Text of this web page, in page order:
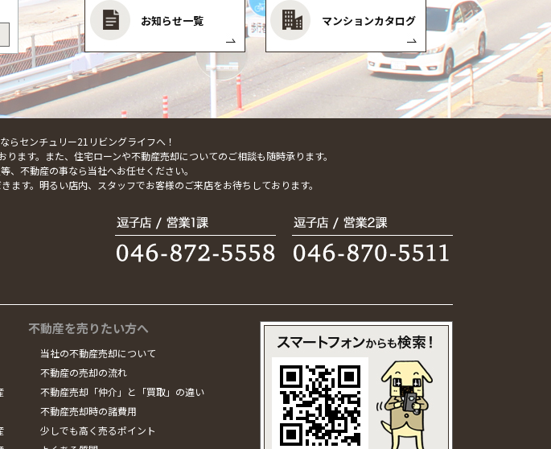
お知らせ一覧 マンションカタログ
らセンチュリー21リビングライフへ！
ます。また、住宅ローンや不動産売却についてのご相談も随時承ります。
、不動産の事なら当社へお任せください。
す。明るい店内、スタッフでお客様のご来店をお待ちしております。
不動産を売りたい方へ
当社の不動産売却について
不動産の売却の流れ
不動産売却「仲介」と「買取」の違い
不動産売却時の諸費用
少しでも高く売るポイント